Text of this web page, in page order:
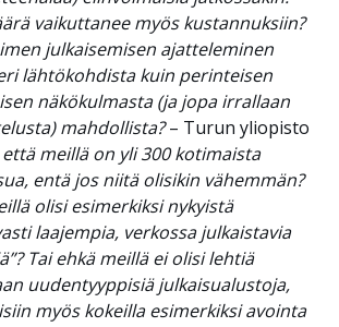
vaikuttanee myös kustannuksiin?
julkaisemisen ajatteleminen
lähtökohdista kuin perinteisen
näkökulmasta (ja jopa irrallaan
mahdollista?– Turun yliopisto
että meillä on yli 300 kotimaista
entä jos niitä olisikin vähemmän?
olisi esimerkiksi nykyistä
laajempia, verkossa julkaistavia
Tai ehkä meillä ei olisi lehtiä
uudentyyppisiä julkaisualustoja,
myös kokeilla esimerkiksi avointa